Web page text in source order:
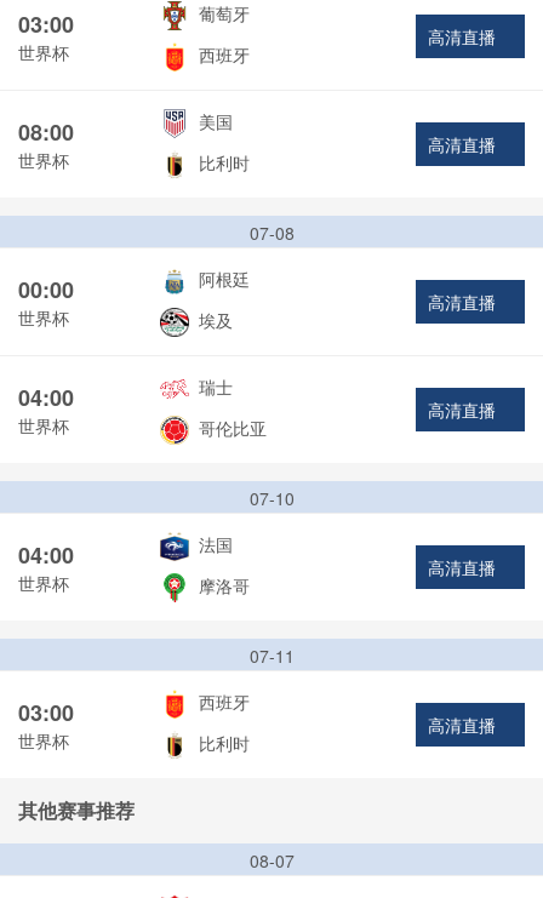
03:00
世界杯
葡萄牙
西班牙
高清直播
08:00
世界杯
美国
比利时
高清直播
07-08
00:00
世界杯
阿根廷
埃及
高清直播
04:00
世界杯
瑞士
哥伦比亚
高清直播
07-10
04:00
世界杯
法国
摩洛哥
高清直播
07-11
03:00
世界杯
西班牙
比利时
高清直播
其他赛事推荐
08-07